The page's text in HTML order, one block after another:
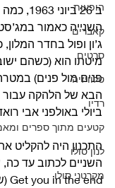
הופעות
קאברים
סרטים
טלוויזיה
רדיו
קטעים מתוך ספרים
לנון סולו
מקרטני סולו
ב 26
השנייה כאמור
ג’ון ופול בחדר
מיטתו הוא (כשהם
פנים מול פנים)
ביולי באולפני אבי
התכנון היה להקליט
השניים לכתוב עד
Get you in the end (שהפך ל Ill Get You).